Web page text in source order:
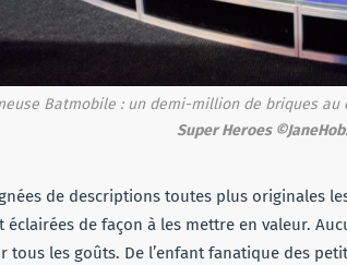
Batmobile : un demi-million de briques au
Super Heroes
de descriptions toutes plus originales
éclairées de façon à les mettre en valeur.
tous les goûts. De l’enfant fanatique des